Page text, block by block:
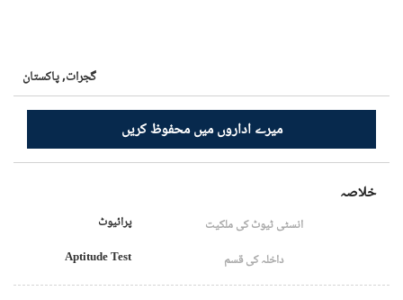
گجرات,پاکستان
میرے اداروں میں محفوظ کریں
خلاصہ
انسٹی ٹیوٹ کی ملکیت
پرائیوٹ
داخلہ کی قسم
Aptitude Test